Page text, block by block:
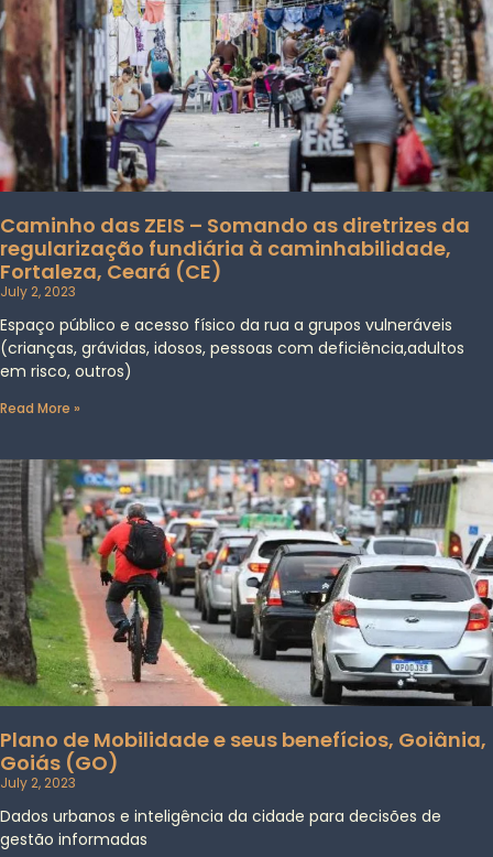
Caminho das ZEIS – Somando as diretrizes da
regularização fundiária à caminhabilidade,
Fortaleza, Ceará (CE)
July 2, 2023
Espaço público e acesso físico da rua a grupos vulneráveis
(crianças, grávidas, idosos, pessoas com deficiência,adultos
em risco, outros)
Read More »
Plano de Mobilidade e seus benefícios, Goiânia,
Goiás (GO)
July 2, 2023
Dados urbanos e inteligência da cidade para decisões de
gestão informadas